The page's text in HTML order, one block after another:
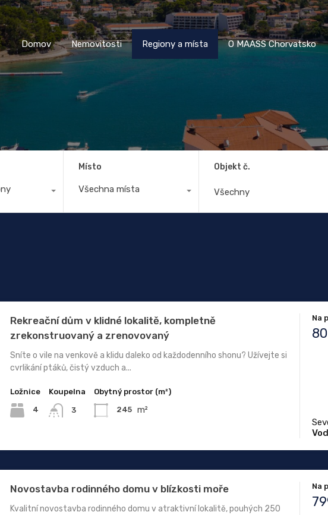
Domov Nemovitosti Regiony a místa O MAASS
Domov Nemovitosti Regiony a místa O MAASS Chorvatsko
Místo
Všechna místa
Objekt č.
Rekreační dům v klidné lokalitě, kompletně
zrekonstruovaný a zrenovovaný
Sníte o vile na venkově a klidu daleko od každodenního shonu? Užívejte si
cvrlikání ptáků, čistý vzduch a...
Ložnice
4
Koupelna
3
Obytný prostor (m²)
245 m²
Na
Novostavba rodinného domu v blízkosti moře
Kvalitní novostavba rodinného domu v atraktivní lokalitě, pouhých 250
Na